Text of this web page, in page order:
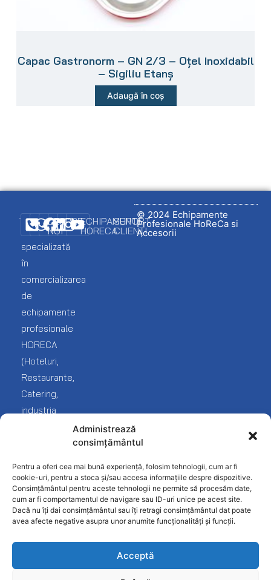
Administrează
consimțământul
Pentru a oferi cea mai bună experiență, folosim tehnologii, cum ar fi
cookie-uri, pentru a stoca și/sau accesa informațiile despre dispozitive.
Consimțământul pentru aceste tehnologii ne permite să procesăm date,
cum ar fi comportamentul de navigare sau ID-uri unice pe acest site.
Dacă nu îți dai consimțământul sau îți retragi consimțământul dat poate
avea afecte negative asupra unor anumite funcționalități și funcții.
Acceptă
Capac Gastronorm – GN 2/3 – Oțel Inoxidabil
– Sigiliu Etanș
Adaugă în coș
Firmă
specializată
în
comercializarea
de
echipamente
profesionale
HORECA
(Hoteluri,
Restaurante,
Catering,
industria
desfacere
produse
alimentare).
DESPRE
NOI
Promo
Catalog
Livrare
noi
ECHIPAMENTE
HORECA
Frigorifice
Inghetata-
Gelato
Linie
Ciocolaterie
Mobilier
INOX
Patiserie
Pizzerie
SUPORT
CLIENȚI
Protecția
datelor
confidențialitate
© 2024 Echipamente
Profesionale HoReCa si
Accesorii